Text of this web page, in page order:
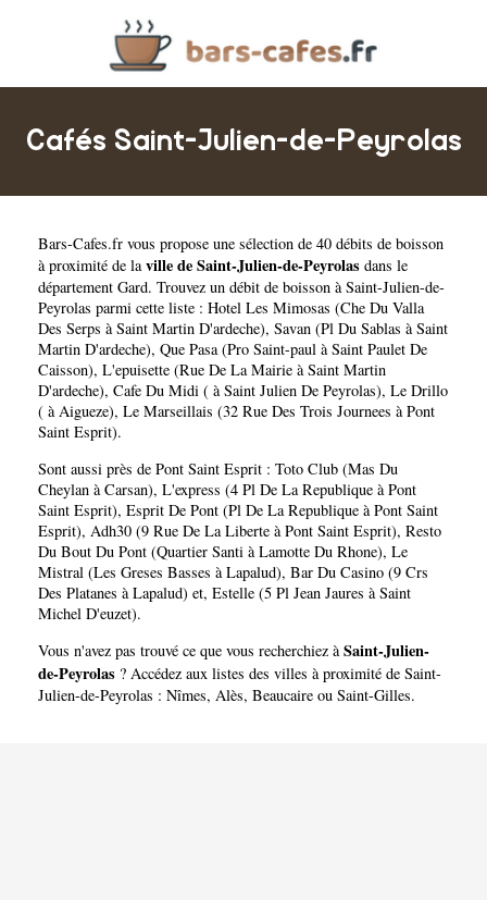
Cafés Saint-Julien-de-Peyrolas
Bars-Cafes.fr vous propose une sélection de 40 débits de boisson
à proximité de laville de Saint-Julien-de-Peyrolas dans le
département Gard. Trouvez un débit de boisson à Saint-Julien-de-
Peyrolas parmi cette liste : Hotel Les Mimosas (Che Du Valla
Des Serps à Saint Martin D'ardeche), Savan (Pl Du Sablas à Saint
Martin D'ardeche), Que Pasa (Pro Saint-paul à Saint Paulet De
Caisson), L'epuisette (Rue De La Mairie à Saint Martin
D'ardeche), Cafe Du Midi ( à Saint Julien De Peyrolas), Le Drillo
( à Aigueze), Le Marseillais (32 Rue Des Trois Journees à Pont
Saint Esprit).
Sont aussi près de Pont Saint Esprit : Toto Club (Mas Du
Cheylan à Carsan), L'express (4 Pl De La Republique à Pont
Saint Esprit), Esprit De Pont (Pl De La Republique à Pont Saint
Esprit), Adh30 (9 Rue De La Liberte à Pont Saint Esprit), Resto
Du Bout Du Pont (Quartier Santi à Lamotte Du Rhone), Le
Mistral (Les Greses Basses à Lapalud), Bar Du Casino (9 Crs
Des Platanes à Lapalud) et, Estelle (5 Pl Jean Jaures à Saint
Michel D'euzet).
Vous n'avez pas trouvé ce que vous recherchiez àSaint-Julien-
de-Peyrolas ? Accédez aux listes des villes à proximité de Saint-
Julien-de-Peyrolas : Nîmes, Alès, Beaucaire ou Saint-Gilles.